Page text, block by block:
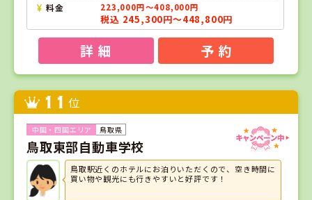
料金 223,000円～408,000円
税込 245,300円～448,800円
詳 細 予 約
11 位
鳥取県
鳥取東部自動車学校
鳥取駅近くのホテルにお泊りいただくので、空き時間に
買い物や観光にも行きやすいと好評です！